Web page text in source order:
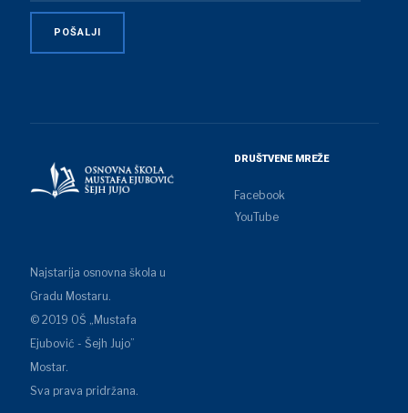
Najstarija osnovna škola u
Gradu Mostaru.
© 2019 OŠ „Mustafa
Ejubović - Šejh Jujo”
Mostar.
Sva prava pridržana.
DRUŠTVENE MREŽE
Facebook
YouTube